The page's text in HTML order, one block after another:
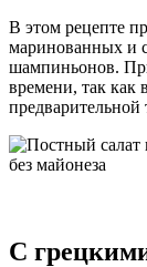
В этом рецепте
маринованных и
шампиньонов.
времени, так как
предварительной
С